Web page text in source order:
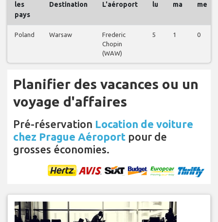
les
pays
Destination L'aéroport lu ma me
Poland Warsaw
Frederic
Chopin
(WAW)
5 1 0
Planifier des vacances ou un
voyage d'affaires
Pré-réservation Location de voiture
chez Prague Aéroport pour de
grosses économies.